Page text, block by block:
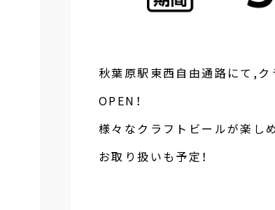
秋葉原駅東西自由通路にて,ク
OPEN！
様々なクラフトビールが楽し
お取り扱いも予定！